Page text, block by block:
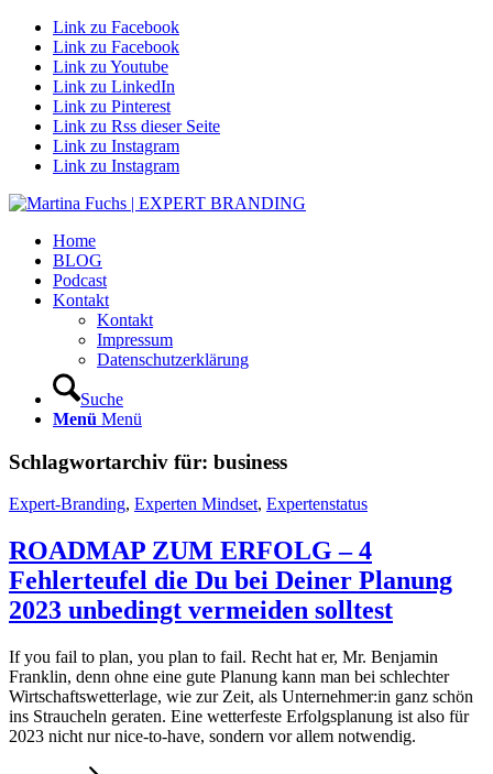
Link zu Facebook
Link zu Facebook
Link zu Youtube
Link zu LinkedIn
Link zu Pinterest
Link zu Rss dieser Seite
Link zu Instagram
Link zu Instagram
Home
BLOG
Podcast
Kontakt
Kontakt
Impressum
Datenschutzerklärung
Suche
Menü Menü
Schlagwortarchiv für: business
Expert-Branding, Experten Mindset, Expertenstatus
ROADMAP ZUM ERFOLG – 4
Fehlerteufel die Du bei Deiner Planung
2023 unbedingt vermeiden solltest
If you fail to plan, you plan to fail. Recht hat er, Mr. Benjamin
Franklin, denn ohne eine gute Planung kann man bei schlechter
Wirtschaftswetterlage, wie zur Zeit, als Unternehmer:in ganz schön
ins Straucheln geraten. Eine wetterfeste Erfolgsplanung ist also für
2023 nicht nur nice-to-have, sondern vor allem notwendig.